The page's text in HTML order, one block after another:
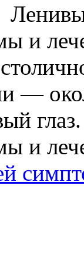
и
—
и